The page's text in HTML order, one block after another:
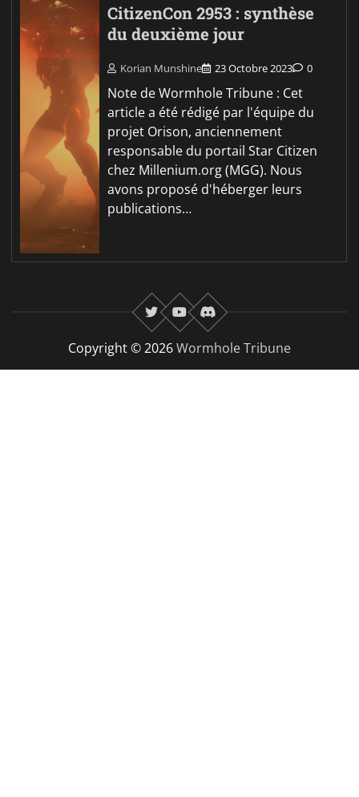
CitizenCon 2953 : synthèse
du deuxième jour
Korian Munshine 23 Octobre 2023 0
Note de Wormhole Tribune : Cet
article a été rédigé par l'équipe du
projet Orison, anciennement
responsable du portail Star Citizen
chez Millenium.org (MGG). Nous
avons proposé d'héberger leurs
publications…
twitteryoutubeDiscord
Copyright © 2026Wormhole Tribune